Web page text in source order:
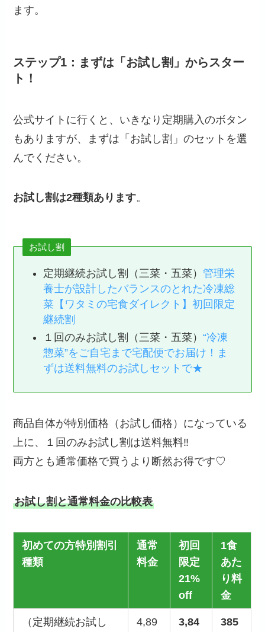
ます。
ステップ1：まずは「お試し割」からスター
ト！
公式サイトに行くと、いきなり定期購入のボタン
もありますが、まずは「お試し割」のセットを選
んでください。
お試し割は2種類あります。
お試し割
定期継続お試し割（三菜・五菜） 管理栄
養士が設計したバランスのとれた冷凍総
菜【ワタミの宅食ダイレクト】初回限定
継続割
１回のみお試し割（三菜・五菜） “冷凍
惣菜”をご自宅まで宅配便でお届け！ま
ずは送料無料のお試しセットで★
商品自体が特別価格（お試し価格）になっている
上に、１回のみお試し割は送料無料‼
両方とも通常価格で買うより断然お得です♡
お試し割と通常料金の比較表
初めての方特別割引
種類
通常
料金
初回
限定
21%
off
1食
あた
り料
金
（定期継続お試し
4,89
3,84
385